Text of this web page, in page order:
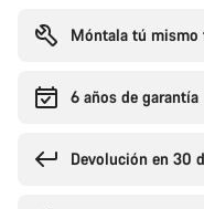
compra
Móntala tú mismo
6 años de garantía
Devolución en 30